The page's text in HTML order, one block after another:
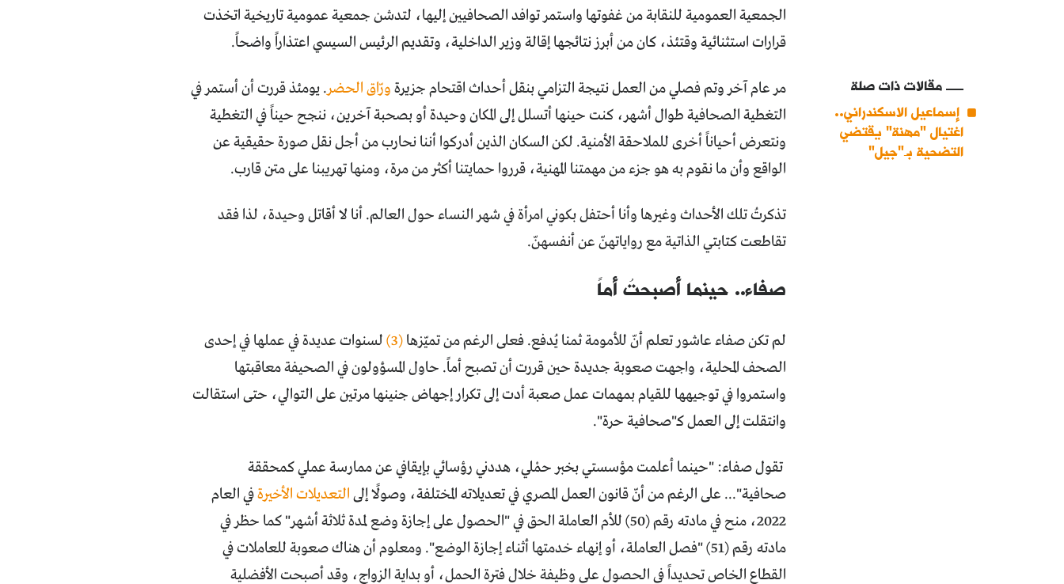
الجمعية العمومية للنقابة من غفوتها واستمر توافد الصحافيين إليها، لتدشن جمعية عمومية تاريخية اتخذت
قرارات استثنائية وقتئذ، كان من أبرز نتائجها إقالة وزير الداخلية، وتقديم الرئيس السيسي اعتذاراً واضحاً.
مقالات ذات صلة
إسماعيل الاسكندراني..
اغتيال "مهنة" يقتضي
التضحية بـ"جيل"
مر عام آخر وتم فصلي من العمل نتيجة التزامي بنقل أحداث اقتحام جزيرة ورّاق الحضر. يومئذ قررت أن أستمر في
التغطية الصحافية طوال أشهر، كنت حينها أتسلل إلى المكان وحيدة أو بصحبة آخرين، ننجح حيناً في التغطية
ونتعرض أحياناً أخرى للملاحقة الأمنية. لكن السكان الذين أدركوا أننا نحارب من أجل نقل صورة حقيقية عن
الواقع وأن ما نقوم به هو جزء من مهمتنا المهنية، قرروا حمايتنا أكثر من مرة، ومنها تهريبنا على متن قارب.
تذكرتُ تلك الأحداث وغيرها وأنا أحتفل بكوني امرأة في شهر النساء حول العالم. أنا لا أقاتل وحيدة، لذا فقد
تقاطعت كتابتي الذاتية مع رواياتهنّ عن أنفسهنّ.
صفاء.. حينما أصبحتُ أماً
لم تكن صفاء عاشور تعلم أنّ للأمومة ثمنا يُدفع. فعلى الرغم من تميّزها (3)
لسنوات عديدة في عملها في إحدى
الصحف المحلية، واجهت صعوبة جديدة حين قررت أن تصبح أماً. حاول المسؤولون في الصحيفة معاقبتها
واستمروا في توجيهها للقيام بمهمات عمل صعبة أدت إلى تكرار إجهاض جنينها مرتين على التوالي، حتى استقالت
وانتقلت إلى العمل كـ"صحافية حرة".
تقول صفاء: "حينما أعلمت مؤسستي بخبر حمْلي، هددني رؤسائي بإيقافي عن ممارسة عملي كمحققة
صحافية"... على الرغم من أنّ قانون العمل المصري في تعديلاته المختلفة، وصولًا إلى التعديلات الأخيرةفي العام
2022، منح في مادته رقم (50) للأم العاملة الحق في "الحصول على إجازة وضع لمدة ثلاثة أشهر" كما حظر في
مادته رقم (51) "فصل العاملة، أو إنهاء خدمتها أثناء إجازة الوضع". ومعلوم أن هناك صعوبة للعاملات في
القطاع الخاص تحديداً في الحصول على وظيفة خلال فترة الحمل، أو بداية الزواج، وقد أصبحت الأفضلية